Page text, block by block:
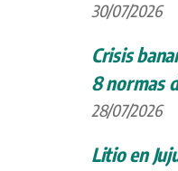
30/07/2026
Crisis
8 normas
28/07/2026
Litio en